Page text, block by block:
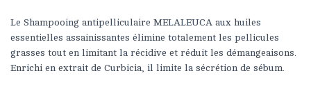
Le Shampooing antipelliculaire MELALEUCA aux huiles
essentielles assainissantes élimine totalement les pellicules
grasses tout en limitant la récidive et réduit les démangeaisons.
Enrichi en extrait de Curbicia, il limite la sécrétion de sébum.